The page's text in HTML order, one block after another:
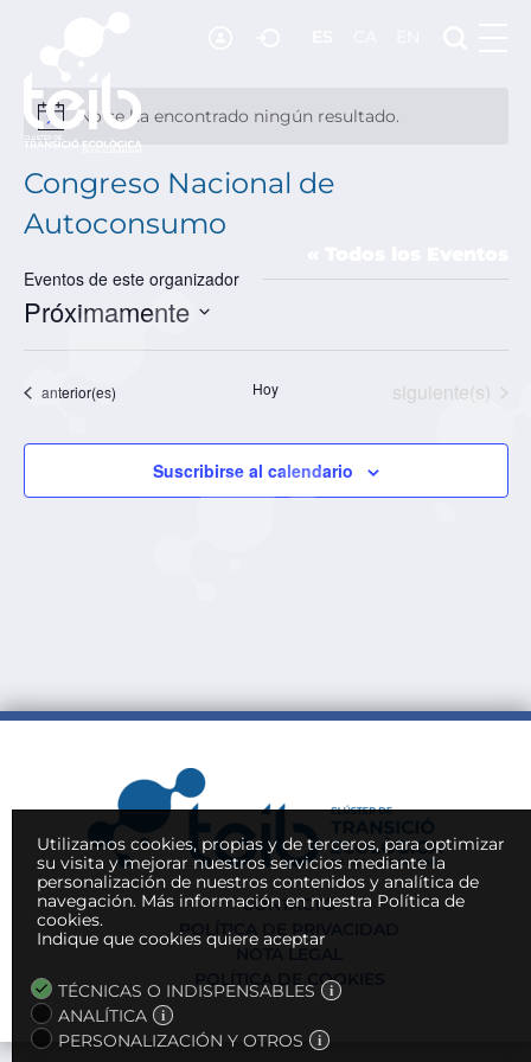
CONTACTO
AvisoNo se ha encontrado ningún resultado.
Congreso Nacional de
Autoconsumo
Eventos de este organizador
Próximamente
FECHA.
Eventos
anterior(es) Hoy Eventos
siguiente(s)
Suscribirse al calendario
CONTACTO
POLÍTICA DE PRIVACIDAD
NOTA LEGAL
POLÍTICA DE COOKIES
Utilizamos cookies, propias y de terceros, para optimizar
su visita y mejorar nuestros servicios mediante la
personalización de nuestros contenidos y analítica de
navegación. Más información en nuestra Política de
cookies.
Indique que cookies quiere aceptar
TÉCNICAS O INDISPENSABLES
ANALÍTICA
PERSONALIZACIÓN Y OTROS